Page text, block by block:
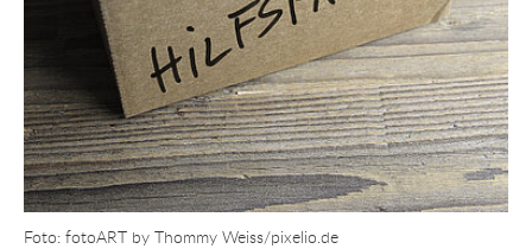
Foto: fotoART by Thommy Weiss/pixelio.de